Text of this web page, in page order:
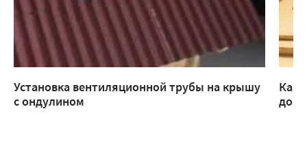
Установка вентиляционной трубы на крышу
с ондулином
Как